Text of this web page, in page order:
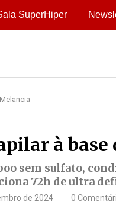
SuperHiper
à base
sem sulfato,
72h de ultra
de 2024 0